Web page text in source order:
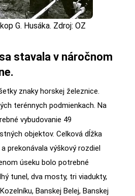
G. Husáka. Zdroj: OZ
stavala v náročnom
znaky horskej železnice.
terénnych podmienkach. Na
vybudovanie 49
objektov. Celková dĺžka
prekonávala výškový rozdiel
úseku bolo potrebné
tunel, dva mosty, tri viadukty,
Banskej Belej, Banskej